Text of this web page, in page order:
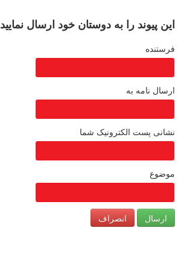
این پیوند را به دوستان خود ارسال نمایید
فرستنده
ارسال نامه به
نشانی پست الکترونیک شما
موضوع
ارسال انصراف